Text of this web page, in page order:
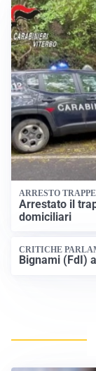
ARRESTO
Arrestato il
domiciliari
CRITICHE
Bignami (FdI)